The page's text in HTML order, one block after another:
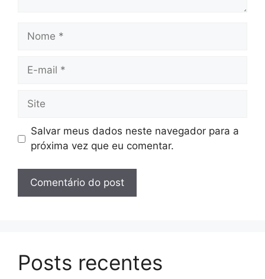
Nome
Site
Salvar meus dados neste navegador para a
próxima vez que eu comentar.
Posts recentes